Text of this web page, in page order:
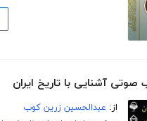
صوتی آشنایی با تاریخ ایران
از: عبدالحسین زرین کوب